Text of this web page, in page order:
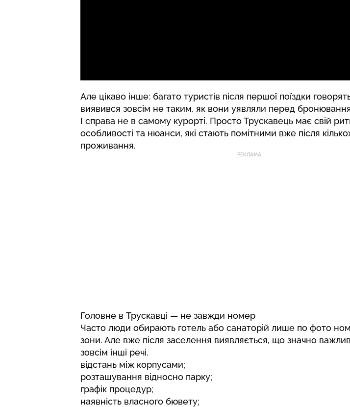
Але цікаво інше: багато туристів після першої поїздки
виявився зовсім не таким, як вони уявляли перед
І справа не в самому курорті. ПростоТрускавець має свій
особливості та нюанси, які стають помітними вже після
проживання.
РЕКЛАМА
Головне в Трускавці — не завжди номер
Часто люди обирають готель або санаторій лише по фото
зони. Але вже після заселення виявляється, що значно
зовсім інші речі.
відстань між корпусами;
розташування відносно парку;
графік процедур;
наявність власного бювету;